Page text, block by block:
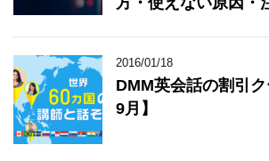
2016/01/18
DMM英会話の割引
9月】